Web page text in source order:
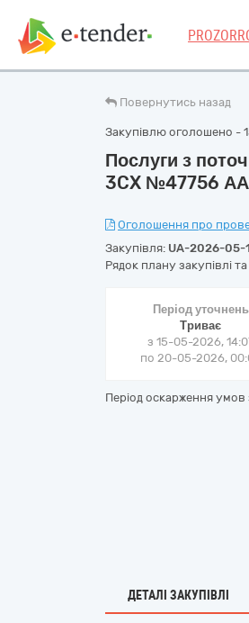
Повернутись назад
Закупівлю оголошено -
Послуги з
3CX №47756 АА
Оголошення про
Закупівля: UA-2026-
Рядок плану закупівлі
Період уточнень
Триває
з 15-05-2026,
по 20-05-2026,
Період оскарження умов
ДЕТАЛІ ЗАКУПІВЛІ